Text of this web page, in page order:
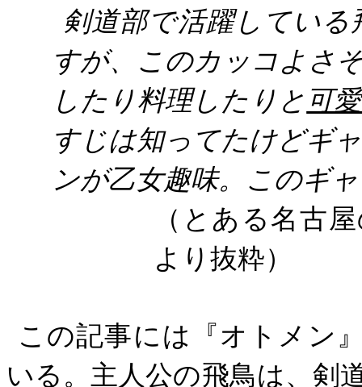
剣道部で活躍してい
すが、このカッコよさ
したり料理したりと 可
すじは知ってたけどギ
ンが乙女趣味。このギ
（ とある名古
より抜粋）
この記事には『オトメン
いる。主人公の飛鳥は、剣